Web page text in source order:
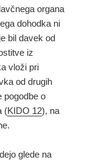
organa
dohodka ni
bil davek od
iz
vloži pri
od drugih
pogodbe o
(KIDO 12), na
glede na